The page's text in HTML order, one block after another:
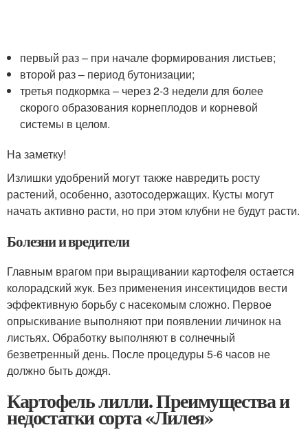
первый раз – при начале формирования листьев;
второй раз – период бутонизации;
третья подкормка – через 2-3 недели для более
скорого образования корнеплодов и корневой
системы в целом.
На заметку!
Излишки удобрений могут также навредить росту
растений, особенно, азотосодержащих. Кусты могут
начать активно расти, но при этом клубни не будут расти.
Болезни и вредители
Главным врагом при выращивании картофеля остается
колорадский жук. Без применения инсектицидов вести
эффективную борьбу с насекомым сложно. Первое
опрыскивание выполняют при появлении личинок на
листьях. Обработку выполняют в солнечный
безветренный день. После процедуры 5-6 часов не
должно быть дождя.
Картофель лилли. Преимущества и
недостатки сорта «Лилея»